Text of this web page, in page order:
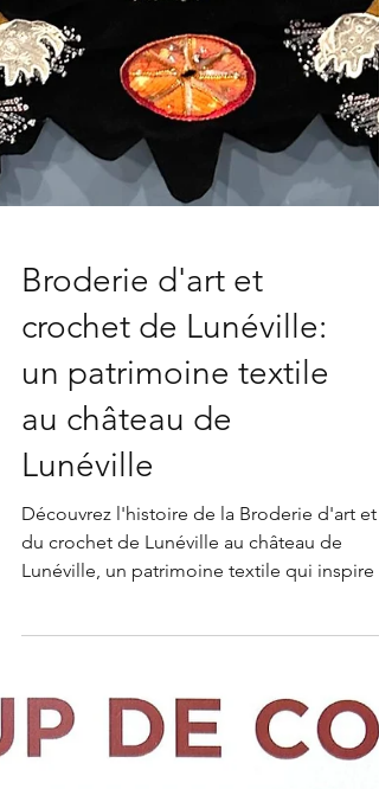
Broderie d'art et
crochet de Lunéville:
un patrimoine textile
au château de
Lunéville
Découvrez l'histoire de la Broderie d'art et